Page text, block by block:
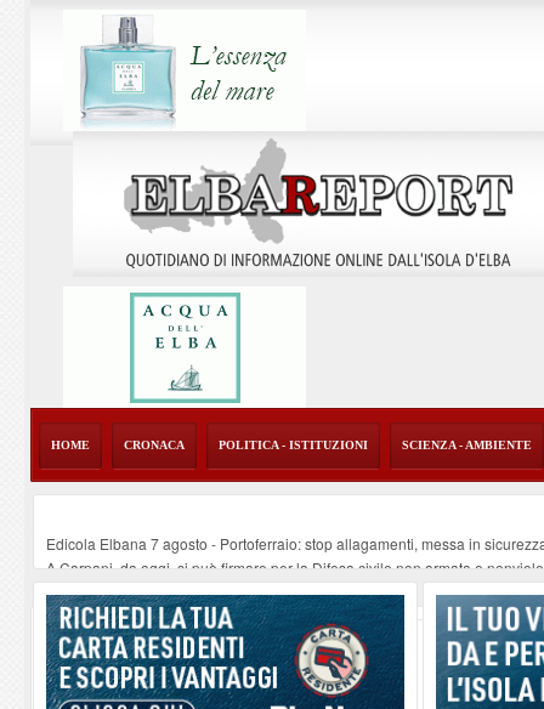
HOME CRONACA POLITICA - ISTITUZIONI SCIENZA - AMBIENTE
Edicola Elbana 7 agosto - Portoferraio: stop allagamenti, messa in
A Carpani, da oggi, si può firmare per la Difesa civile non armata e
Elba Open Water Race, il progetto cresce: Acqua dell'Elba, Locman e Blu
Serata musicale all'Oratorio di Santo Stefano alle Trane
- 07-08-2026
Stasera a Procchio il Quiz Musicale- 07-08-2026